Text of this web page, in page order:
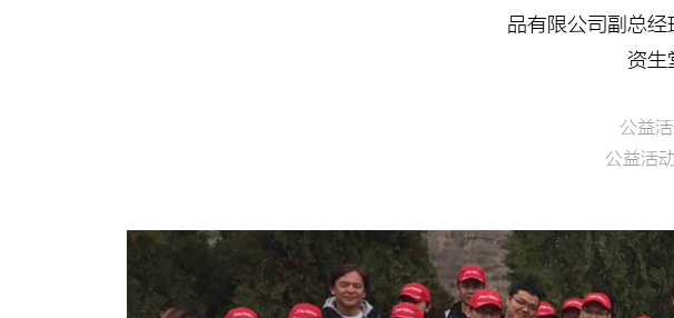
品有限公司副总
资生
公益
公益活